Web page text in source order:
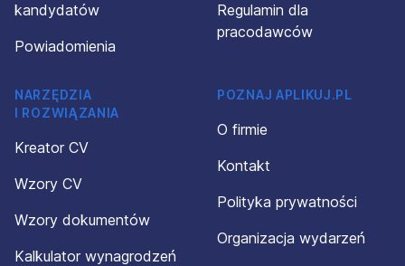
kandydatów
Powiadomienia
Regulamin dla
pracodawców
NARZĘDZIA
I ROZWIĄZANIA
Kreator CV
Wzory CV
Wzory dokumentów
Kalkulator wynagrodzeń
POZNAJ APLIKUJ.PL
O firmie
Kontakt
Polityka prywatności
Organizacja wydarzeń